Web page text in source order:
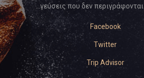
…γεύσεις που δεν περιγράφονται
Facebook
Twitter
Trip Advisor